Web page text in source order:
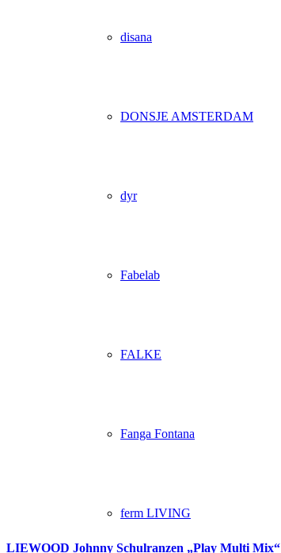
disana
DONSJE AMSTERDAM
dyr
Fabelab
FALKE
Fanga Fontana
ferm LIVING
LIEWOOD Johnny Schulranzen „Play Multi Mix“